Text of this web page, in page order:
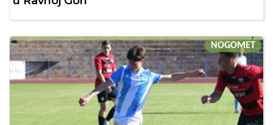
NOGOMET